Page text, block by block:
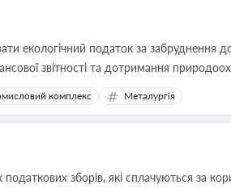
екологічний податок за забруднення
звітності та дотримання
комплекс Металургія
зборів, які сплачуються за